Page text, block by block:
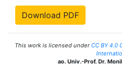
Download PDF
This work is licensed underCC BY 4.0
ao. Univ.-Prof. Dr.